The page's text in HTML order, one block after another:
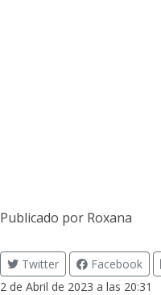
Publicado por Roxana
Twitter Facebook
2 de Abril de 2023 a las 20:31